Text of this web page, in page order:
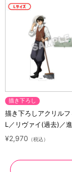
描き下ろし
描き下ろしアクリルフ
L／リヴァイ(過去)／
人 10 Years Journey
¥2,970 （税込）